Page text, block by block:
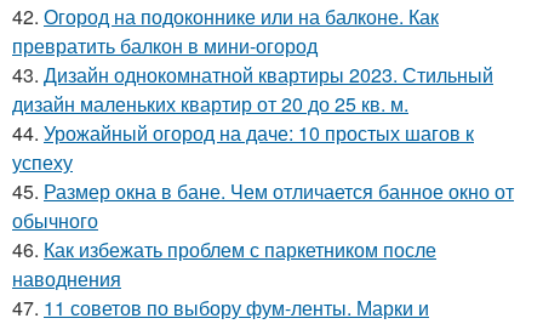
42. Огород на подоконнике или на балконе. Как
превратить балкон в мини-огород
43. Дизайн однокомнатной квартиры 2023. Стильный
дизайн маленьких квартир от 20 до 25 кв. м.
44. Урожайный огород на даче: 10 простых шагов к
успеху
45. Размер окна в бане. Чем отличается банное окно от
обычного
46. Как избежать проблем с паркетником после
наводнения
47. 11 советов по выбору фум-ленты. Марки и